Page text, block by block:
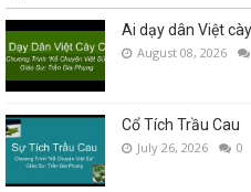
Ai dạy dân Việt
August 08, 2026
Cổ Tích Trầu Cau
July 26, 2026 0